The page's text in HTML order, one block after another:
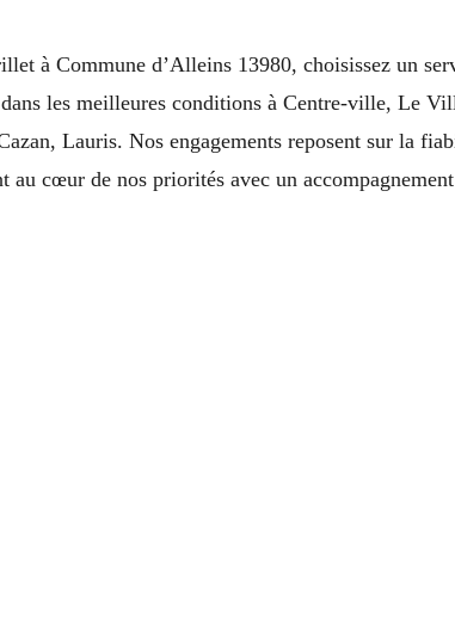
à Commune d’Alleins 13980, choisissez un
les meilleures conditions à Centre-ville, Le
Lauris. Nos engagements reposent sur la
au cœur de nos priorités avec un